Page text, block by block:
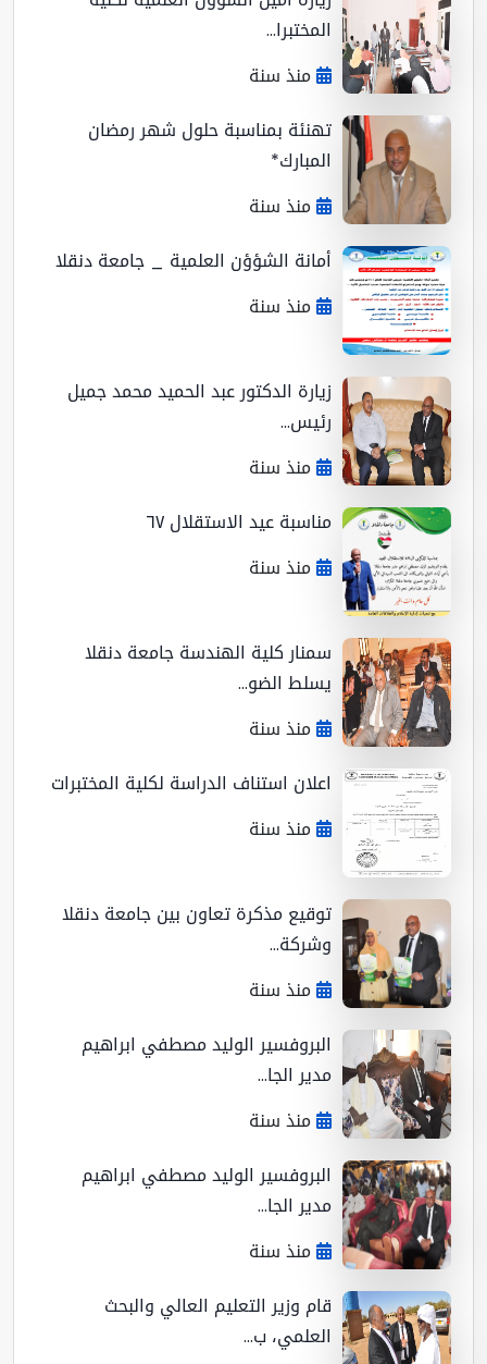
المختبرا...
منذ سنة
تهنئة بمناسبة حلول شهر رمضان
المبارك*
منذ سنة
أمانة الشؤؤن العلمية _ جامعة دنقلا
منذ سنة
زيارة الدكتور عبد الحميد محمد جميل
رئيس...
منذ سنة
مناسبة عيد الاستقلال ٦٧
منذ سنة
سمنار كلية الهندسة جامعة دنقلا
يسلط الضو...
منذ سنة
اعلان استناف الدراسة لكلية المختبرات
منذ سنة
توقيع مذكرة تعاون بين جامعة دنقلا
وشركة...
منذ سنة
البروفسير الوليد مصطفي ابراهيم
مدير الجا...
منذ سنة
البروفسير الوليد مصطفي ابراهيم
مدير الجا...
منذ سنة
قام وزير التعليم العالي والبحث
العلمي، ب...